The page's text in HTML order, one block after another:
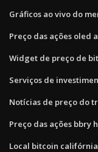
Gráficos ao vivo do
Preço das ações oled
Widget de preço de
Serviços de
Notícias de preço do
Preço das ações bbry
Local bitcoin califórnia